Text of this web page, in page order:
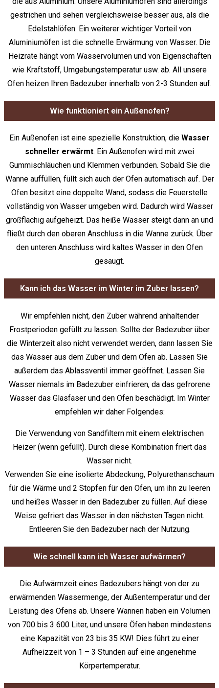
gestrichen und sehen vergleichsweise besser aus, als die
Edelstahlöfen. Ein weiterer wichtiger Vorteil von
Aluminiumöfen ist die schnelle Erwärmung von Wasser. Die
Heizrate hängt vom Wasservolumen und von Eigenschaften
wie Kraftstoff, Umgebungstemperatur usw. ab. All unsere
Öfen heizen Ihren Badezuber innerhalb von 2-3 Stunden auf.
Wie funktioniert ein Außenofen?
Ein Außenofen ist eine spezielle Konstruktion, die Wasser
schneller erwärmt. Ein Außenofen wird mit zwei
Gummischläuchen und Klemmen verbunden. Sobald Sie die
Wanne auffüllen, füllt sich auch der Ofen automatisch auf. Der
Ofen besitzt eine doppelte Wand, sodass die Feuerstelle
vollständig von Wasser umgeben wird. Dadurch wird Wasser
großflächig aufgeheizt. Das heiße Wasser steigt dann an und
fließt durch den oberen Anschluss in die Wanne zurück. Über
den unteren Anschluss wird kaltes Wasser in den Ofen
gesaugt.
Kann ich das Wasser im Winter im Zuber lassen?
Wir empfehlen nicht, den Zuber während anhaltender
Frostperioden gefüllt zu lassen. Sollte der Badezuber über
die Winterzeit also nicht verwendet werden, dann lassen Sie
das Wasser aus dem Zuber und dem Ofen ab. Lassen Sie
außerdem das Ablassventil immer geöffnet. Lassen Sie
Wasser niemals im Badezuber einfrieren, da das gefrorene
Wasser das Glasfaser und den Ofen beschädigt. Im Winter
empfehlen wir daher Folgendes:
Die Verwendung von Sandfiltern mit einem elektrischen
Heizer (wenn gefüllt). Durch diese Kombination friert das
Wasser nicht.
Verwenden Sie eine isolierte Abdeckung, Polyurethanschaum
für die Wärme und 2 Stopfen für den Ofen, um ihn zu leeren
und heißes Wasser in den Badezuber zu füllen. Auf diese
Weise gefriert das Wasser in den nächsten Tagen nicht.
Entleeren Sie den Badezuber nach der Nutzung.
Wie schnell kann ich Wasser aufwärmen?
Die Aufwärmzeit eines Badezubers hängt von der zu
erwärmenden Wassermenge, der Außentemperatur und der
Leistung des Ofens ab. Unsere Wannen haben ein Volumen
von 700 bis 3 600 Liter, und unsere Öfen haben mindestens
eine Kapazität von 23 bis 35 KW! Dies führt zu einer
Aufheizzeit von 1 – 3 Stunden auf eine angenehme
Körpertemperatur.